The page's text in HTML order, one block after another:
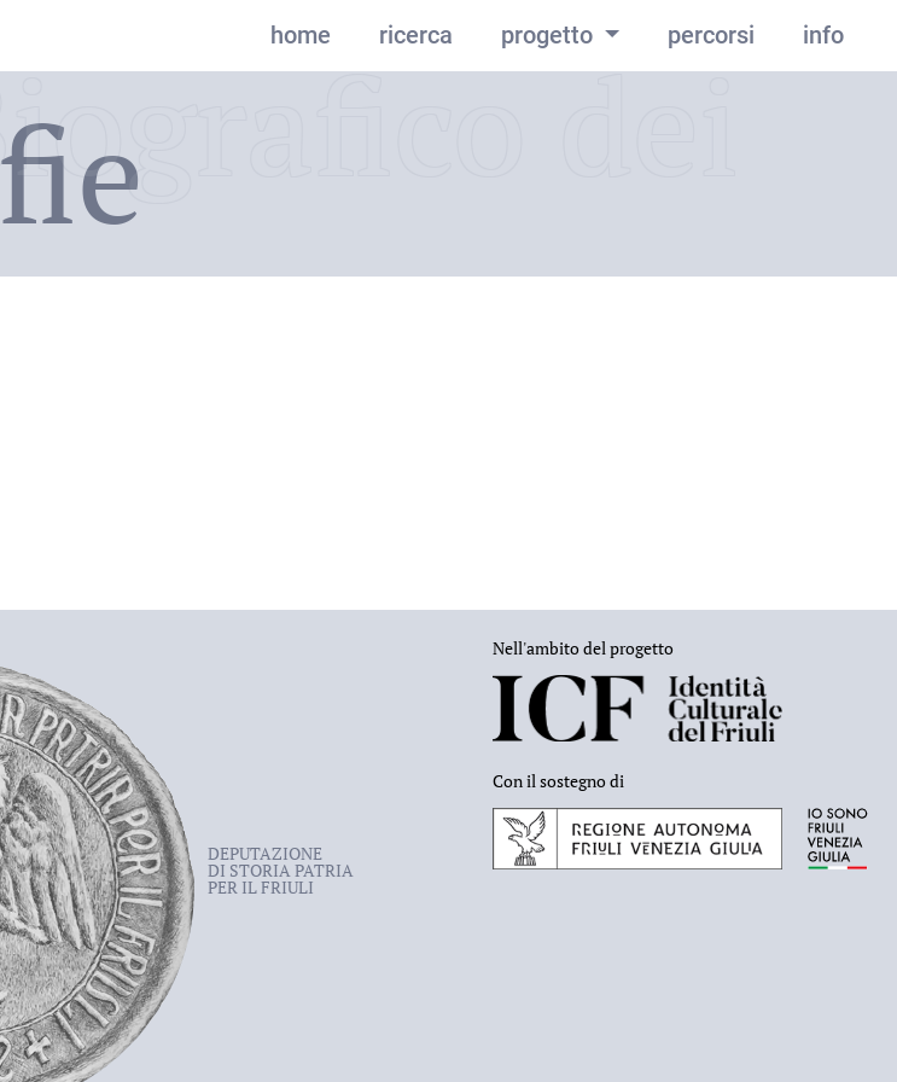
home ricerca progetto percorsi info
dei
DEPUTAZIONE
DI STORIA PATRIA
PER IL FRIULI
Nell'ambito del progetto
Con il sostegno di